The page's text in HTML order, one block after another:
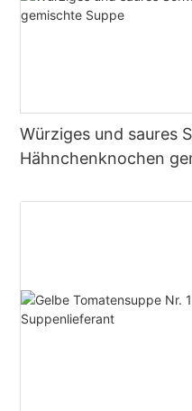
Würziges und saures
Hähnchenknochen